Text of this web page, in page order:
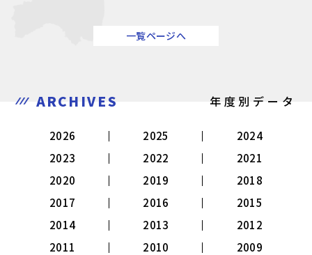
一覧ページへ
ARCHIVES 年度別データ
2026 2025
2024
2023
2022
2021
2020
2019
2018
2017
2016
2015
2014
2013
2012
2011
2010
2009